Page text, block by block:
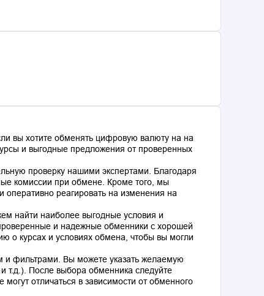
вы хотите обменять цифровую валюту на на
и выгодные предложения от проверенных
проверку нашими экспертами. Благодаря
комиссии при обмене. Кроме того, мы
реагировать на изменения на
найти наиболее выгодные условия и
и надежные обменники с хорошей
о курсах и условиях обмена, чтобы вы могли
и фильтрами. Вы можете указать желаемую
т.д.). После выбора обменника следуйте
отличаться в зависимости от обменного